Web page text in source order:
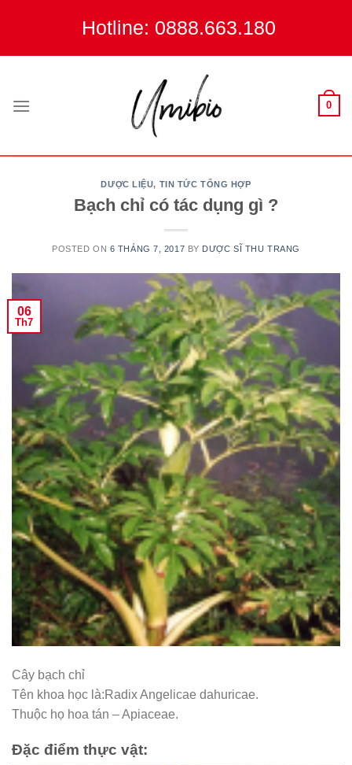
Hotline: 0888.663.180
0
DƯỢC LIỆU, TIN TỨC TỔNG HỢP
Bạch chỉ có tác dụng gì ?
POSTED ON 6 THÁNG 7, 2017 BY DƯỢC SĨ THU TRANG
06
Th7
Cây bạch chỉ
Tên khoa học là:Radix Angelicae dahuricae.
Thuộc họ hoa tán – Apiaceae.
Đặc điểm thực vật: